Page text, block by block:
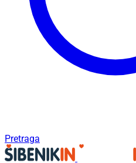
Pretraga